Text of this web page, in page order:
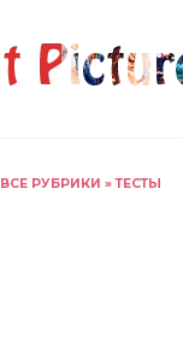
ВСЕ РУБРИКИ »ТЕСТЫ